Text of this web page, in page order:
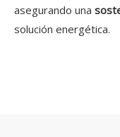
asegurando una
solución energética.